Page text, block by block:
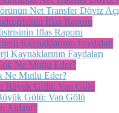
Net Transfer Döviz
İflas Raporu
Kaynaklarının Faydaları
Ne Mutlu Eder?
Gölü: Van Gölü